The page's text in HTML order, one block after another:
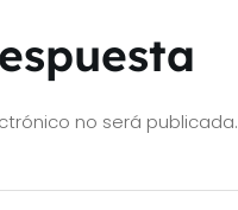
no será publicada.